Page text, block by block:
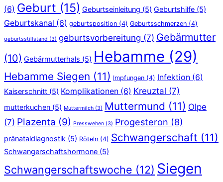
(6) Geburt (15) Geburtseinleitung (5) Geburtshilfe (5)
Geburtskanal (6) geburtsposition (4) Geburtsschmerzen (4)
geburtsstillstand (3) geburtsvorbereitung (7) Gebärmutter
(10) Gebärmutterhals (5) Hebamme (29)
Hebamme Siegen (11) Impfungen (4) Infektion (6)
Kaiserschnitt (5) Komplikationen (6) Kreuztal (7)
mutterkuchen (5) Muttermilch (3) Muttermund (11) Olpe
(7) Plazenta (9) Presswehen (3) Progesteron (8)
pränataldiagnostik (5) Röteln (4) Schwangerschaft (11)
Schwangerschaftshormone (5)
Schwangerschaftswoche (12) Siegen